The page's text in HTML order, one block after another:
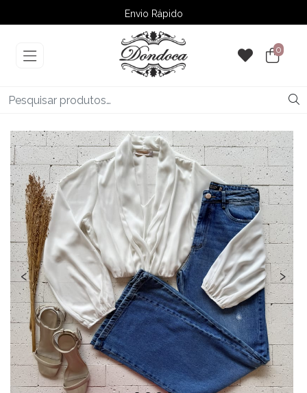
Envio Rápido
➚ Ofertas– Até 60% OFF
0
‹ ›